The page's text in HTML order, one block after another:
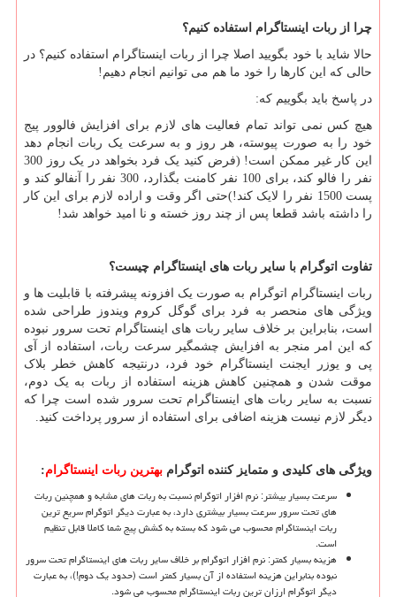
چرا از ربات اینستاگرام استفاده کنیم؟
حالا شاید با خود بگویید اصلا چرا از ربات اینستاگرام استفاده کنیم؟ در
حالی که این کارها را خود ما هم می توانیم انجام دهیم!
در پاسخ باید بگوییم که:
هیچ کس نمی تواند تمام فعالیت های لازم برای افزایش فالوور پیج
خود را به صورت پیوسته، هر روز و به سرعت یک ربات انجام دهد
این کار غیر ممکن است! (فرض کنید یک فرد بخواهد در یک روز 300
نفر را فالو کند، برای 100 نفر کامنت بگذارد، 300 نفر را آنفالو کند و
پست 1500 نفر را لایک کند!)حتی اگر وقت و اراده لازم برای این کار
را داشته باشد قطعا پس از چند روز خسته و نا امید خواهد شد!
تفاوت اتوگرام با سایر ربات های اینستاگرام چیست؟
ربات اینستاگرام اتوگرام به صورت یک افزونه پیشرفته با قابلیت ها و
ویژگی های منحصر به فرد برای گوگل کروم ویندوز طراحی شده
است، بنابراین بر خلاف سایر ربات های اینستاگرام تحت سرور نبوده
که این امر منجر به افزایش چشمگیر سرعت ربات، استفاده از آی
پی و یوزر ایجنت اینستاگرام خود فرد، درنتیجه کاهش خطر بلاک
موقت شدن و همچنین کاهش هزینه استفاده از ربات به یک دوم،
نسبت به سایر ربات های اینستاگرام تحت سرور شده است چرا که
دیگر لازم نیست هزینه اضافی برای استفاده از سرور پرداخت کنید.
ویژگی های کلیدی و متمایز کننده اتوگرام بهترین ربات اینستاگرام:
سرعت بسیار بیشتر: نرم افزار اتوگرام نسبت به ربات های مشابه و همچنین ربات
های تحت سرور سرعت بسیار بیشتری دارد، به عبارت دیگر اتوگرام سریع ترین
ربات اینستاگرام محسوب می شود که بسته به کشش پیج شما کاملا قابل تنظیم
است.
هزینه بسیار کمتر: نرم افزار اتوگرام بر خلاف سایر ربات های اینستاگرام تحت سرور
نبوده بنابراین هزینه استفاده از آن بسیار کمتر است (حدود یک دوم!)، به عبارت
دیگر اتوگرام ارزان ترین ربات اینستاگرام محسوب می شود.